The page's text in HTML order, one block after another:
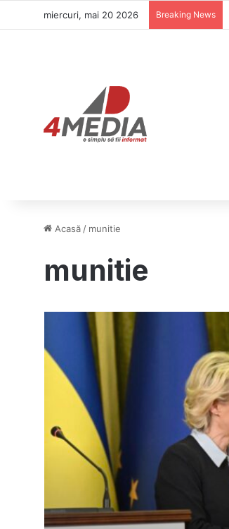
miercuri, mai 20 2026 Breaking News
Acasă / munitie
munitie